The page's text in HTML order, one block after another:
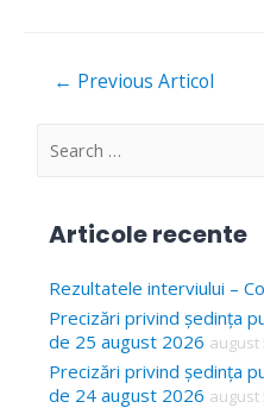
Navigare
← Previous Articol
S
c
h
f
o
Articole recente
Rezultatele interviului –
Precizări privind ședința
de 25 august 2026 august
Precizări privind ședința
de 24 august 2026 august